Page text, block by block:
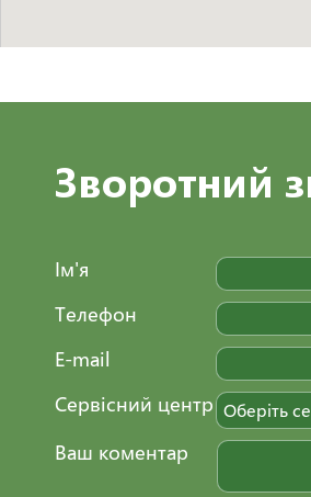
Зворотний
Ім'я
Телефон
E-mail
Сервісний центр Оберіть
Ваш коментар